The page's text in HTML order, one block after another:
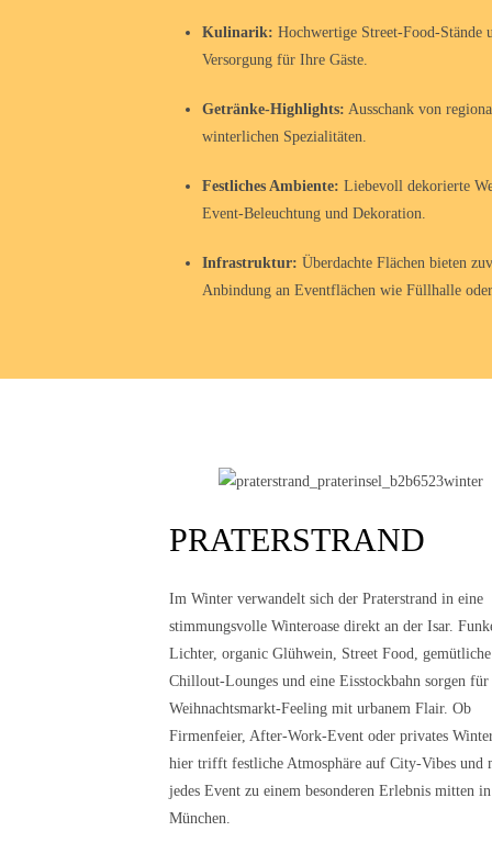
Kulinarik: Hochwertige Street-Food-Stände
Versorgung für Ihre Gäste.
Getränke-Highlights: Ausschank von
winterlichen Spezialitäten.
Festliches Ambiente: Liebevoll dekorierte
Event-Beleuchtung und Dekoration.
Infrastruktur: Überdachte Flächen bieten
Anbindung an Eventflächen wie Füllhalle
PRATERSTRAND
Im Winter verwandelt sich der Praterstrand in eine
stimmungsvolle Winteroase direkt an der Isar.
Lichter, organic Glühwein, Street Food, gemütliche
Chillout-Lounges und eine Eisstockbahn sorgen für
Weihnachtsmarkt-Feeling mit urbanem Flair. Ob
Firmenfeier, After-Work-Event oder privates
hier trifft festliche Atmosphäre auf City-Vibes und
jedes Event zu einem besonderen Erlebnis mitten in
München.